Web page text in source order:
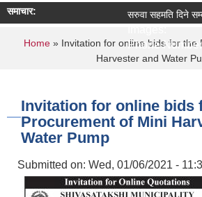
समाचार: सरुवा सहमति दिने
Phone Number:
You are here
Home» Invitation for online bids for the
Harvester and Water
Invitation for online bids
Procurement of Mini
Water Pump
Submitted on: Wed, 01/06/2021 -